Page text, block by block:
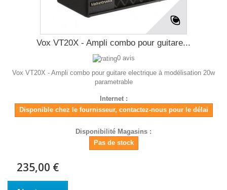
Vox VT20X - Ampli combo pour guitare...
0 avis
Vox VT20X - Ampli combo pour guitare electrique à modélisation 20w
parametrable
Internet :
Disponible chez le fournisseur, contactez-nous pour le délai
Disponibilité Magasins :
Pas de stock
235,00 €